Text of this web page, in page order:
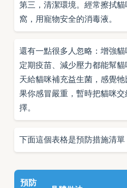
第三，清潔環境。經常擦拭
窩，用寵物安全的消毒液。
還有一點很多人忽略：增強貓
定期疫苗、減少壓力都能幫
天給貓咪補充益生菌，感覺
果你感冒嚴重，暫時把貓咪
擇。
下面這個表格是預防措施清單
預防